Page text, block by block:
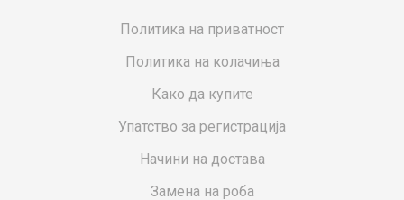
Политика на приватност
Политика на колачиња
Како да купите
Упатство за регистрација
Начини на достава
Замена на роба